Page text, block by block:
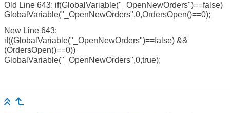
Old Line 643: if(GlobalVariable("_OpenNewOrders")==false)
GlobalVariable("_OpenNewOrders",0,OrdersOpen()==0);
New Line 643:
if((GlobalVariable("_OpenNewOrders")==false) &&
(OrdersOpen()==0))
GlobalVariable("_OpenNewOrders",0,true);